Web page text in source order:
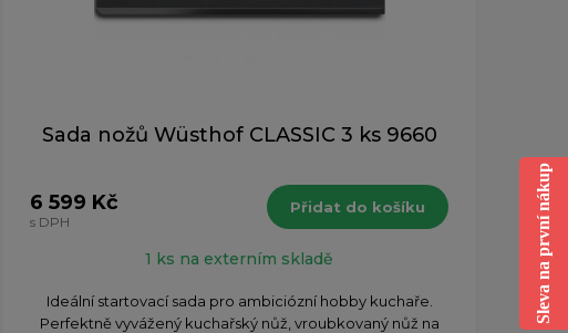
Sada nožů Wüsthof CLASSIC 3 ks 9660
6 599 Kč
s DPH
Přidat do košíku
1 ks na externím skladě
Ideální startovací sada pro ambiciózní hobby kuchaře.
Perfektně vyvážený kuchařský nůž, vroubkovaný nůž na
Sleva na první nákup